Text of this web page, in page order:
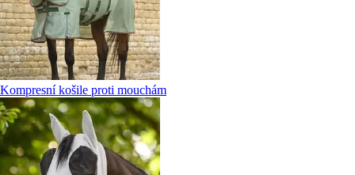
Kompresní košile proti mouchám